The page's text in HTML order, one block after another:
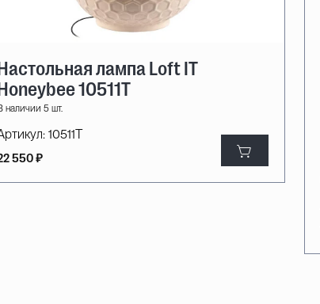
лампа Loft IT
10511T
наличии 5 шт.
10511T
550 ₽